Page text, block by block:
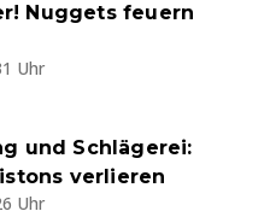
Nuggets feuern
Uhr
und Schlägerei:
verlieren
Uhr